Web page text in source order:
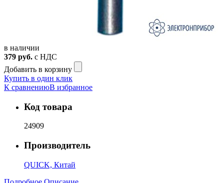
в наличии
379 руб. с НДС
Добавить в корзину
Купить в один клик
К сравнениюВ избранное
Код товара
24909
Производитель
QUICK, Китай